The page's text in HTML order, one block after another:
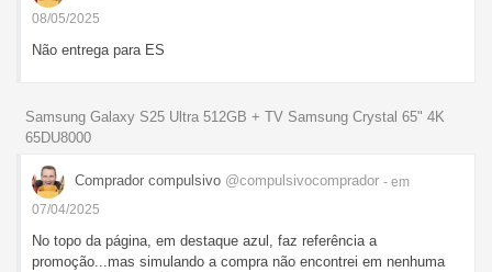
08/05/2025
Não entrega para ES
Samsung Galaxy S25 Ultra 512GB + TV Samsung Crystal 65" 4K
65DU8000
Comprador compulsivo @compulsivocomprador - em
07/04/2025
No topo da página, em destaque azul, faz referência a
promoção...mas simulando a compra não encontrei em nenhuma